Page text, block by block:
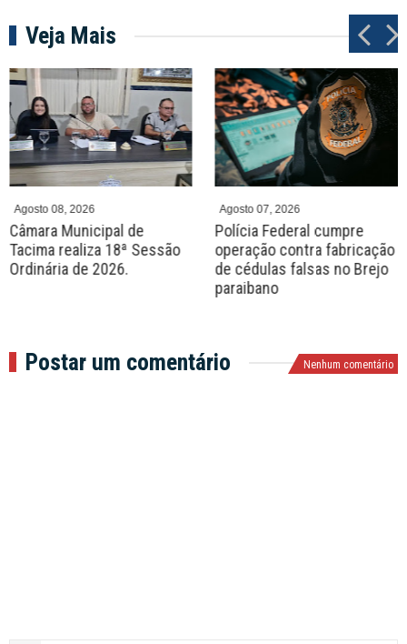
Veja Mais
Agosto 08, 2026
Câmara Municipal de
Tacima realiza 18ª Sessão
Ordinária de 2026.
Agosto 07, 2026
Polícia Federal cumpre
operação contra fabricação
de cédulas falsas no Brejo
paraibano
P
r
e
v
N
t
Postar um comentário Nenhum comentário